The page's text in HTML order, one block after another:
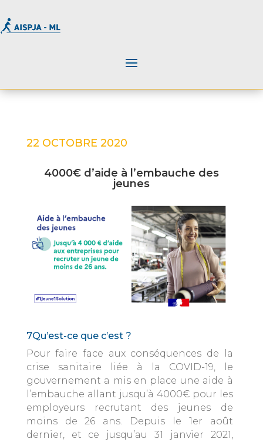
22 OCTOBRE 2020
4000€ d’aide à l’embauche des
jeunes
7Qu’est-ce que c’est ?
Pour faire face aux conséquences de la
crise sanitaire liée à la COVID-19, le
gouvernement a mis en place une aide à
l’embauche allant jusqu’à 4000€ pour les
employeurs recrutant des jeunes de
moins de 26 ans. Depuis le 1er août
dernier, et ce jusqu’au 31 janvier 2021,